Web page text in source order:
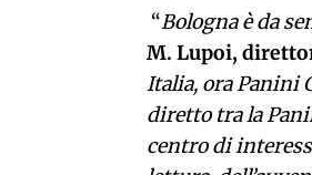
“Bologna è da
M. Lupoi,
Italia, ora Panini
diretto tra la
centro di